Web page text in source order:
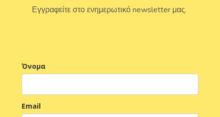
Εγγραφείτε στο ενημερωτικό newsletter μας.
Όνομα
Email